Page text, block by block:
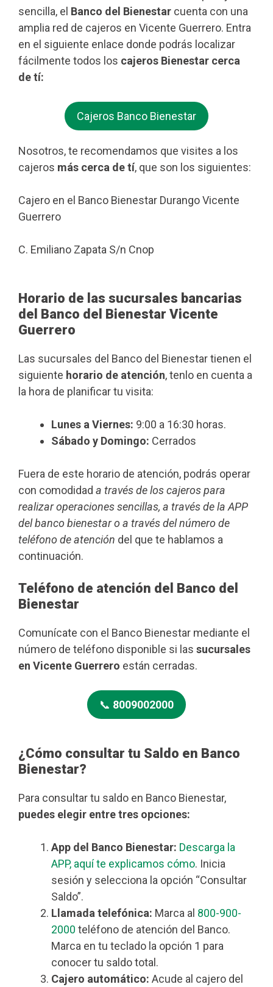
sencilla, el Banco del Bienestar cuenta con una
amplia red de cajeros en Vicente Guerrero. Entra
en el siguiente enlace donde podrás localizar
fácilmente todos los cajeros Bienestar cerca
de tí:
Cajeros Banco Bienestar
Nosotros, te recomendamos que visites a los
cajeros más cerca de tí, que son los siguientes:
Cajero en el Banco Bienestar Durango Vicente
Guerrero
C. Emiliano Zapata S/n Cnop
Horario de las sucursales bancarias
del Banco del Bienestar Vicente
Guerrero
Las sucursales del Banco del Bienestar tienen el
siguiente horario de atención, tenlo en cuenta a
la hora de planificar tu visita:
Lunes a Viernes: 9:00 a 16:30 horas.
Sábado y Domingo: Cerrados
Fuera de este horario de atención, podrás operar
con comodidad a través de los cajeros para
realizar operaciones sencillas, a través de la APP
del banco bienestar o a través del número de
teléfono de atención del que te hablamos a
continuación.
Teléfono de atención del Banco del
Bienestar
Comunícate con el Banco Bienestar mediante el
número de teléfono disponible si las sucursales
en Vicente Guerrero están cerradas.
📞 8009002000
¿Cómo consultar tu Saldo en Banco
Bienestar?
Para consultar tu saldo en Banco Bienestar,
puedes elegir entre tres opciones:
App del Banco Bienestar: Descarga la
APP, aquí te explicamos cómo. Inicia
sesión y selecciona la opción “Consultar
Saldo”.
Llamada telefónica: Marca al 800-900-
2000 teléfono de atención del Banco.
Marca en tu teclado la opción 1 para
conocer tu saldo total.
Cajero automático: Acude al cajero del